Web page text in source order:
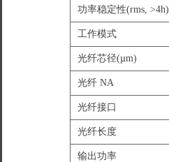
功率稳定性(rms, >4h)
工作模式
光纤芯径(µm)
光纤 NA
光纤接口
光纤长度
输出功率